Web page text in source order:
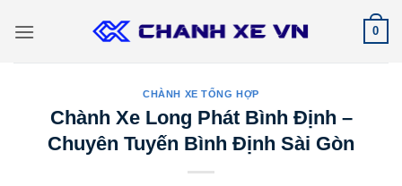
qua
0
CHÀNH XE TỔNG HỢP
Chành Xe Long Phát Bình Định –
Chuyên Tuyến Bình Định Sài Gòn